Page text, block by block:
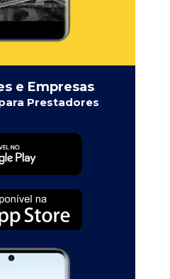
e Empresas
Prestadores